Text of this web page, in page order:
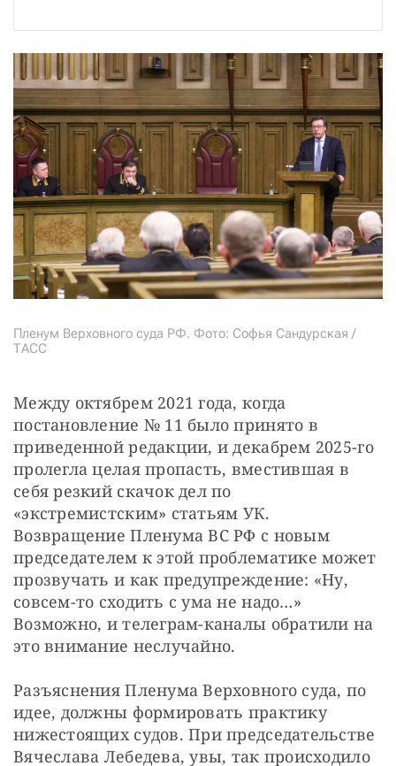
Пленум Верховного суда РФ. Фото: Софья Сандурская /
ТАСС
Между октябрем 2021 года, когда
постановление № 11 было принято в
приведенной редакции, и декабрем 2025-го
пролегла целая пропасть, вместившая в
себя резкий скачок дел по
«экстремистским» статьям УК.
Возвращение Пленума ВС РФ с новым
председателем к этой проблематике может
прозвучать и как предупреждение: «Ну,
совсем-то сходить с ума не надо…»
Возможно, и телеграм-каналы обратили на
это внимание неслучайно.
Разъяснения Пленума Верховного суда, по
идее, должны формировать практику
нижестоящих судов. При председательстве
Вячеслава Лебедева, увы, так происходило